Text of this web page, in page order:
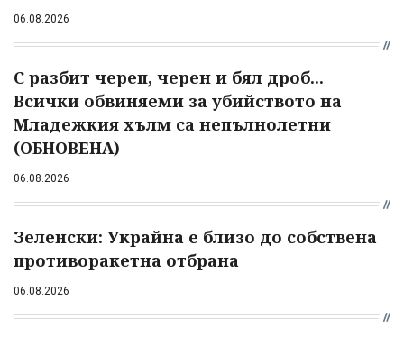
06.08.2026
С разбит череп, черен и бял дроб...
Всички обвиняеми за убийството на
Младежкия хълм са непълнолетни
(ОБНОВЕНА)
06.08.2026
Зеленски: Украйна е близо до собствена
противоракетна отбрана
06.08.2026